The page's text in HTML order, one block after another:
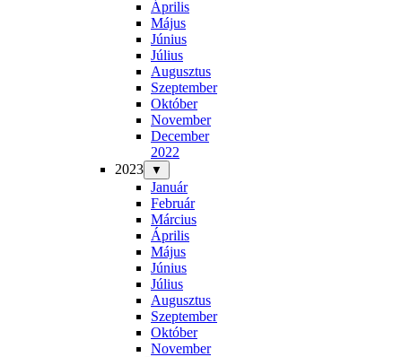
Április
Május
Június
Július
Augusztus
Szeptember
Október
November
December
2022
2023
▼
Január
Február
Március
Április
Május
Június
Július
Augusztus
Szeptember
Október
November